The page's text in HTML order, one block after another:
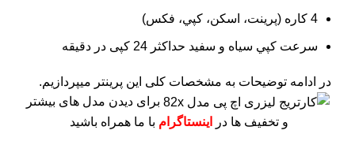
4 کاره (پرينت، اسکن، کپي، فکس)
سرعت کپي سياه و سفيد حداکثر 24 کپی در دقیقه
در ادامه توضیحات به مشخصات کلی این پرینتر میپردازیم.
برای دیدن مدل های بیشتر
و تخفیف ها در
اینستاگرام با ما همراه باشید